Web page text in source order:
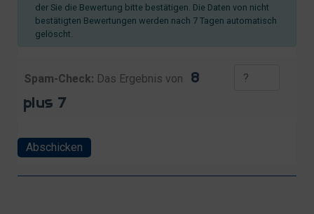
der Sie die Bewertung bitte bestätigen. Die Daten von nicht
bestätigten Bewertungen werden nach 7 Tagen automatisch
gelöscht.
Spam-Check: Das Ergebnis von
Abschicken